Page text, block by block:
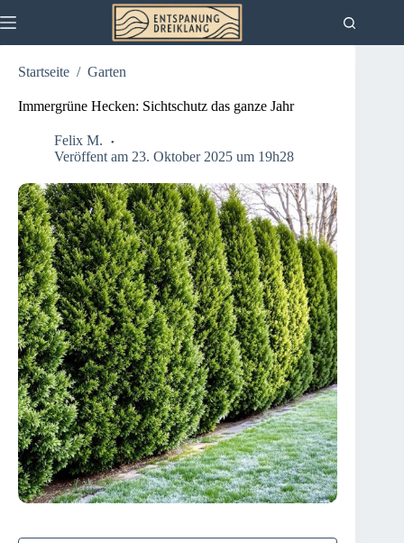
Inhalt
Startseite / Garten
Immergrüne Hecken: Sichtschutz das ganze Jahr
Felix M.
Veröffent am 23. Oktober 2025 um 19h28